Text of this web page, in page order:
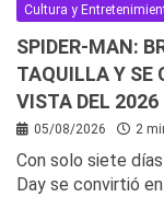
Cultura y
SPIDER-MAN:
TAQUILLA Y SE
VISTA DEL 2026
05/08/2026 2
Con solo siete
Day se convirtió